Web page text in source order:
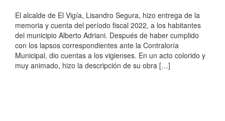
El alcalde de El Vigía, Lisandro Segura, hizo entrega de la
memoria y cuenta del período fiscal 2022, a los habitantes
del municipio Alberto Adriani. Después de haber cumplido
con los lapsos correspondientes ante la Contraloría
Municipal, dio cuentas a los vigienses. En un acto colorido y
muy animado, hizo la descripción de su obra […]